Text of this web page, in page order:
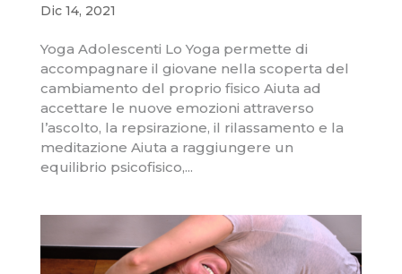
Dic 14, 2021
Yoga Adolescenti Lo Yoga permette di
accompagnare il giovane nella scoperta del
cambiamento del proprio fisico Aiuta ad
accettare le nuove emozioni attraverso
l’ascolto, la repsirazione, il rilassamento e la
meditazione Aiuta a raggiungere un
equilibrio psicofisico,...